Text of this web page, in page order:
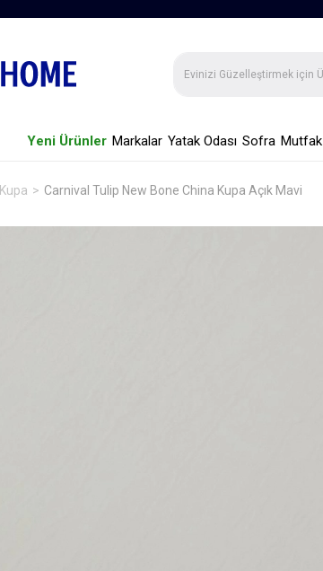
Yeni Ürünler Markalar Yatak Odası Sofra Mutfak
Kupa Carnival Tulip New Bone China Kupa Açık Mavi